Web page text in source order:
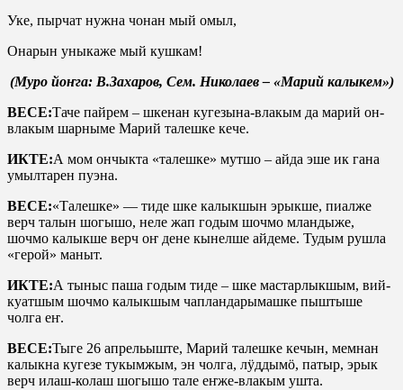
Уке, пырчат нужна чонан мый омыл,
Онарын уныкаже мый кушкам!
(Муро йоҥга: В.Захаров, Сем. Николаев – «Марий калыкем»)
ВЕСЕ:Таче пайрем – шкенан кугезына-влакым да марий он-
влакым шарныме Марий талешке кече.
ИКТЕ:А мом ончыкта «талешке» мутшо – айда эше ик гана
умылтарен пуэна.
ВЕСЕ:«Талешке» — тиде шке калыкшын эрыкше, пиалже
верч талын шогышо, неле жап годым шочмо мландыже,
шочмо калыкше верч оҥ дене кынелше айдеме. Тудым рушла
«герой» маныт.
ИКТЕ:А тыныс паша годым тиде – шке мастарлыкшым, вий-
куатшым шочмо калыкшым чапландарымашке пыштыше
чолга еҥ.
ВЕСЕ:Тыге 26 апрельыште, Марий талешке кечын, мемнан
калыкна кугезе тукымжым, эн чолга, лӱддымӧ, патыр, эрык
верч илаш-колаш шогышо тале еҥже-влакым ушта.